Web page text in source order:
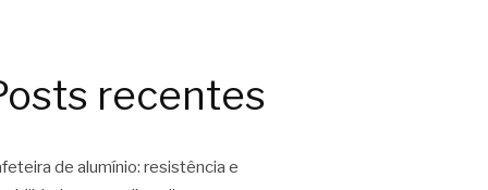
recentes
de alumínio: resistência e